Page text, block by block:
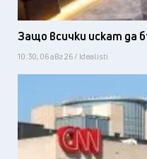
Защо всички искат да
10:30, 06 авг 26 / Idealisti